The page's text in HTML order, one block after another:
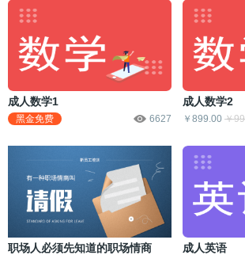
成人数学1
黑金免费 6627
成人数学2
￥899.00 ￥
职场人必须先知道的职场情商 成人英语